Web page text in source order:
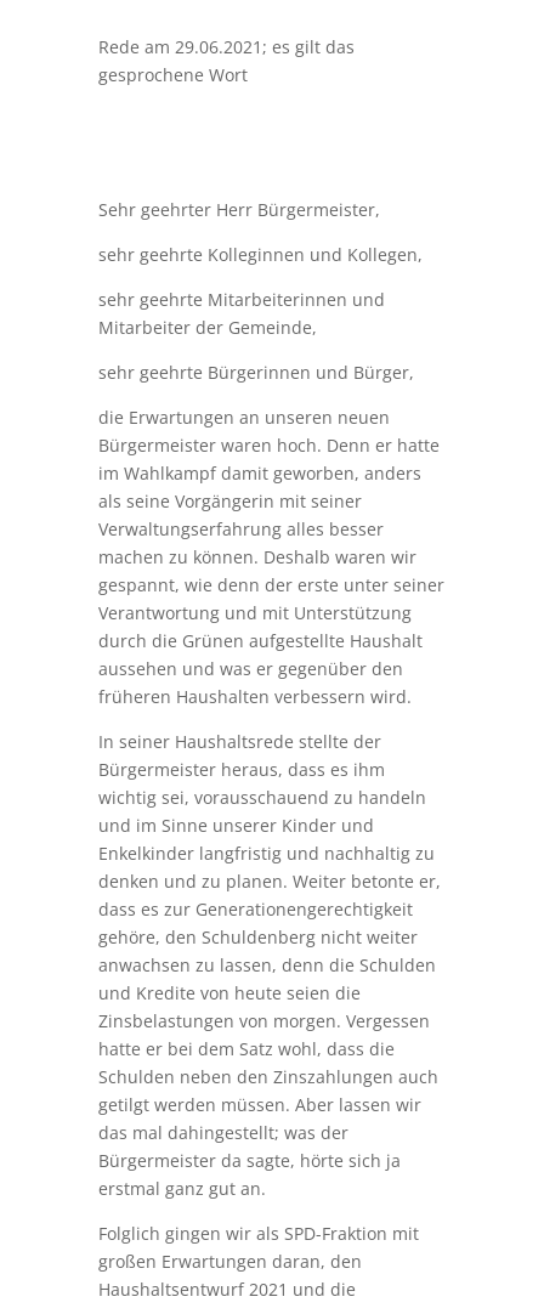
Rede am 29.06.2021; es gilt das
gesprochene Wort
Sehr geehrter Herr Bürgermeister,
sehr geehrte Kolleginnen und Kollegen,
sehr geehrte Mitarbeiterinnen und
Mitarbeiter der Gemeinde,
sehr geehrte Bürgerinnen und Bürger,
die Erwartungen an unseren neuen
Bürgermeister waren hoch. Denn er hatte
im Wahlkampf damit geworben, anders
als seine Vorgängerin mit seiner
Verwaltungserfahrung alles besser
machen zu können. Deshalb waren wir
gespannt, wie denn der erste unter seiner
Verantwortung und mit Unterstützung
durch die Grünen aufgestellte Haushalt
aussehen und was er gegenüber den
früheren Haushalten verbessern wird.
In seiner Haushaltsrede stellte der
Bürgermeister heraus, dass es ihm
wichtig sei, vorausschauend zu handeln
und im Sinne unserer Kinder und
Enkelkinder langfristig und nachhaltig zu
denken und zu planen. Weiter betonte er,
dass es zur Generationengerechtigkeit
gehöre, den Schuldenberg nicht weiter
anwachsen zu lassen, denn die Schulden
und Kredite von heute seien die
Zinsbelastungen von morgen. Vergessen
hatte er bei dem Satz wohl, dass die
Schulden neben den Zinszahlungen auch
getilgt werden müssen. Aber lassen wir
das mal dahingestellt; was der
Bürgermeister da sagte, hörte sich ja
erstmal ganz gut an.
Folglich gingen wir als SPD-Fraktion mit
großen Erwartungen daran, den
Haushaltsentwurf 2021 und die